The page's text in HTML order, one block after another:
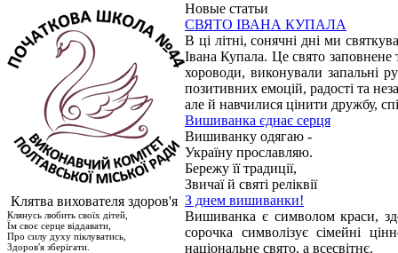
Клятва вихователя здоров'я
Клянусь любить своїх дітей,
Їм своє серце віддавати,
Про силу духу піклуватись,
Здоров′я зберігати.
Новые статьи
СВЯТО ІВАНА КУПАЛА
В ці літні, сонячні дні ми
Івана Купала. Це свято заповнене
хороводи, виконували запальні
позитивних емоцій, радості та
але й навчилися цінити дружбу,
Вишиванка єднає серця
Вишиванку одягаю -
Україну прославляю.
Бережу її традиції,
Звичаї й святі реліквії
З днем вишиванки!
Вишиванка є символом краси,
сорочка символізує сімейні
національне свято, а всесвітнє.